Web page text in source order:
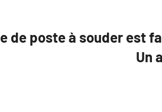
de poste à souder est
Un